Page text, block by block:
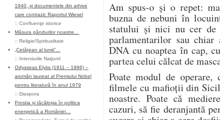
1940, și documentele din arhive
care contrazic Raportul Wiesel
:: Confluenţe istorice
Măsura gândurilor noastre…
:: Religie/Spiritualitate
„Cetățean al lumii”…
:: Interviurile Naţiunii
Odysseas Elytis (1911 – 1996) –
aromân laureat al Premiului Nobel
pentru literatură în anul 1979
:: Diaspora
Prostia și tăcăloșia în politica
energetică a României…
Am spus-o şi o repet:
buzna de nebuni în
statului şi nici nu cer
parlamentarilor sau
DNA cu noaptea în cap,
partea celui călcat de
Poate modul de
filmele cu mafioţii din
noastre. Poate că
cazuri, să fie deranjantă